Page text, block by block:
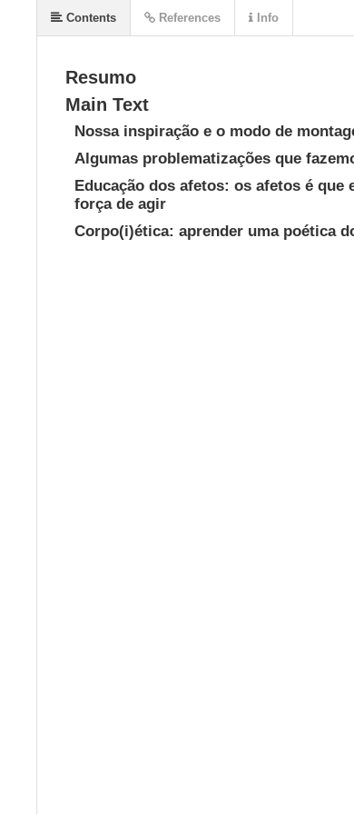
Resumo
Main Text
Nossa inspiração e o modo de
Algumas problematizações que
Educação dos afetos: os afetos é que
força de agir
Corpo(i)ética: aprender uma poética
Contents References Info